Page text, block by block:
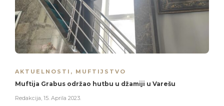
AKTUELNOSTI , MUFTIJSTVO
Muftija Grabus održao hutbu u džamiji u Varešu
Redakcija, 15. Aprila 2023.